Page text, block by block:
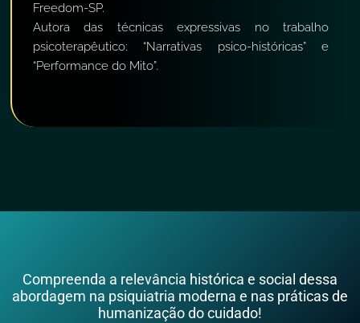
Freedom-SP.
Autora das técnicas expressivas no trabalho
psicoterapêutico: “Narrativas psico-históricas” e
“Performance do Mito”.
Compreenda a relevância histórica e social dessa
abordagem na psiquiatria moderna e nas práticas de
humanização do cuidado!